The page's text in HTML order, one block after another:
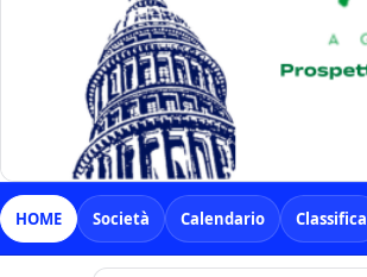
HOME Società Calendario Classifica